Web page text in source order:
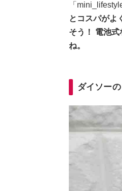
「
とコスパがよ
そう！ 電池
ね。
ダイソー